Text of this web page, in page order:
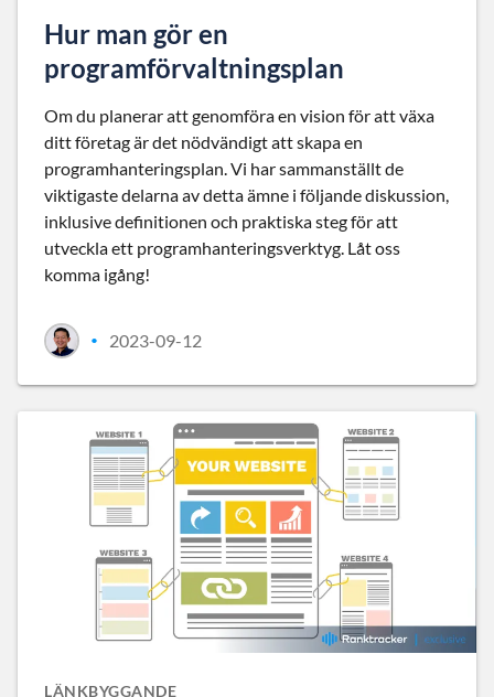
Hur man gör en
programförvaltningsplan
Om du planerar att genomföra en vision för att växa
ditt företag är det nödvändigt att skapa en
programhanteringsplan. Vi har sammanställt de
viktigaste delarna av detta ämne i följande diskussion,
inklusive definitionen och praktiska steg för att
utveckla ett programhanteringsverktyg. Låt oss
komma igång!
• 2023-09-12
LÄNKBYGGANDE